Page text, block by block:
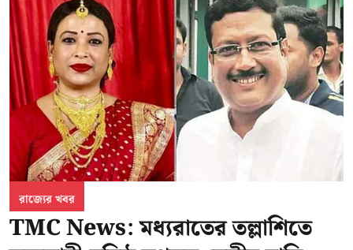
রাজ্যের খবর
TMC News: মধ্যরাতের তল্লাশিতে